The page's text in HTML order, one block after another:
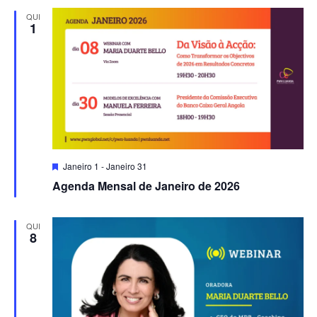
QUI
1
Agenda Mensal de Janeiro de 2026
Destacado
Janeiro 1 -Janeiro 31
QUI
8